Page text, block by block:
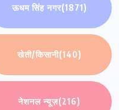
ऊधम सिंह नगर(1871)
खेती/किसानी(140)
नेशनल न्यूज़(216)